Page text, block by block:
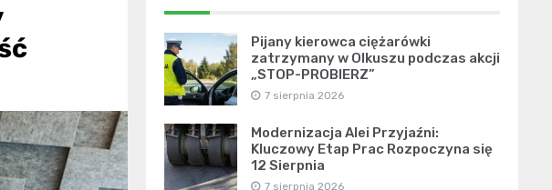
Pijany kierowca ciężarówki
zatrzymany w Olkuszu podczas akcji
„STOP-PROBIERZ”
7 sierpnia 2026
Modernizacja Alei Przyjaźni:
Kluczowy Etap Prac Rozpoczyna się
12 Sierpnia
7 sierpnia 2026